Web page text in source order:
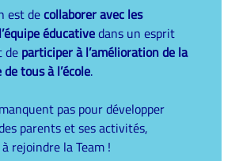
est decollaborer avec les
éducativedans un esprit
de participer à l’amélioration de la
tous à l’école.
pas pour développer
parents et ses activités,
à rejoindre la Team !